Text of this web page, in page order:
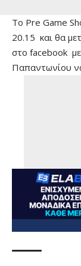
Το Pre Game
20.15 και θα
στο facebook
Παπαντωνίου